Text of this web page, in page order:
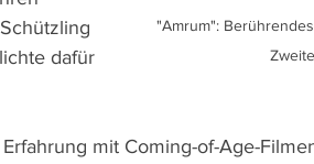
"Amrum":
dafür
mit Coming-of-Age-